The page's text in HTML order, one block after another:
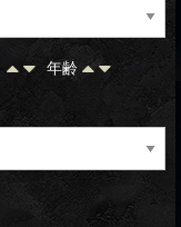
年齢